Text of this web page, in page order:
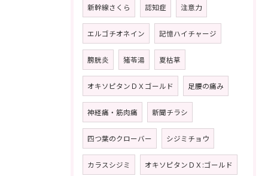
新幹線さくら 認知症 注意力
エルゴチオネイン 記憶ハイチャージ
膀胱炎 猪苓湯 夏枯草
オキソピタンＤＸゴールド 足腰の痛み
神経痛・筋肉痛 新聞チラシ
四つ葉のクローバー シジミチョウ
カラスシジミ オキソピタンＤＸ:ゴールド